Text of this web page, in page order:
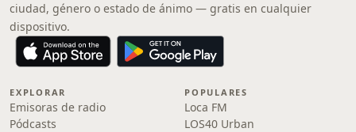
ciudad, género o estado de ánimo — gratis en cualquier
dispositivo.
EXPLORAR
Emisoras de radio
Pódcasts
POPULARES
Loca FM
LOS40 Urban